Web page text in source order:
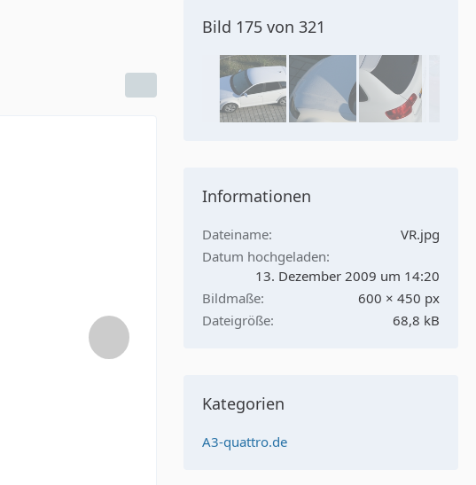
Bild 175 von 321
Informationen
Dateiname
VR.jpg
Datum hochgeladen
13. Dezember 2009 um 14:20
Bildmaße
600 × 450 px
Dateigröße
68,8 kB
Kategorien
A3-quattro.de